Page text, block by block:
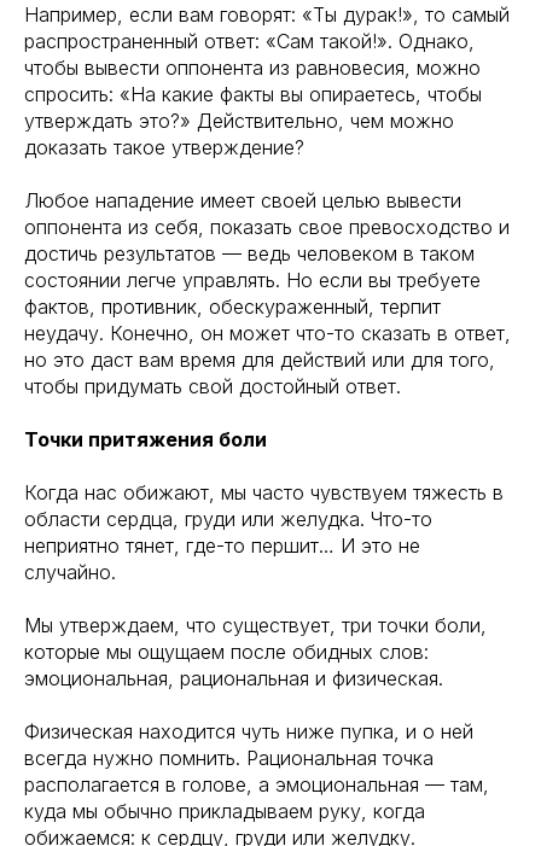
Например, если вам говорят: «Ты дурак!», то самый
распространенный ответ: «Сам такой!». Однако,
чтобы вывести оппонента из равновесия, можно
спросить: «На какие факты вы опираетесь, чтобы
утверждать это?» Действительно, чем можно
доказать такое утверждение?
Любое нападение имеет своей целью вывести
оппонента из себя, показать свое превосходство и
достичь результатов — ведь человеком в таком
состоянии легче управлять. Но если вы требуете
фактов, противник, обескураженный, терпит
неудачу. Конечно, он может что-то сказать в ответ,
но это даст вам время для действий или для того,
чтобы придумать свой достойный ответ.
Точки притяжения боли
Когда нас обижают, мы часто чувствуем тяжесть в
области сердца, груди или желудка. Что-то
неприятно тянет, где-то першит… И это не
случайно.
Мы утверждаем, что существует, три точки боли,
которые мы ощущаем после обидных слов:
эмоциональная, рациональная и физическая.
Физическая находится чуть ниже пупка, и о ней
всегда нужно помнить. Рациональная точка
располагается в голове, а эмоциональная — там,
куда мы обычно прикладываем руку, когда
обижаемся: к сердцу, груди или желудку.